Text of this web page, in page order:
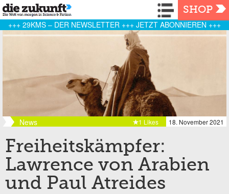
Navigation
SHOP
+++ 29KMS – DER NEWSLETTER +++ JETZT ABONNIEREN +++
News 18. November 2021
1 Likes
Freiheitskämpfer:
Lawrence von Arabien
und Paul Atreides